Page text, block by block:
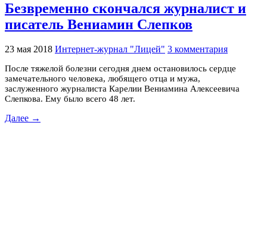
Безвременно скончался журналист и
писатель Вениамин Слепков
23 мая 2018 Интернет-журнал "Лицей" 3 комментария
После тяжелой болезни сегодня днем остановилось сердце
замечательного человека, любящего отца и мужа,
заслуженного журналиста Карелии Вениамина Алексеевича
Слепкова. Ему было всего 48 лет.
Далее →